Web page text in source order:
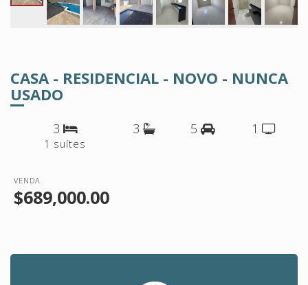
CASA - RESIDENCIAL - NOVO - NUNCA
USADO
3
1 suítes
3 5 1
VENDA
$689,000.00